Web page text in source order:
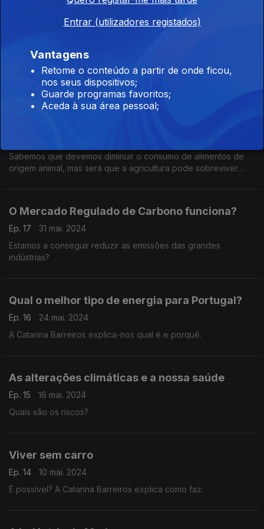
14 jun. 2024
Para uma mobilidade mais sustentável.
Sabemos que devemos diminuir o consumo de alimentos de
origem animal, mas será que a agricultura pode sobreviver
O Mercado Regulado de Carbono funciona?
Ep. 17
31 mai. 2024
Estamos a conseguir reduzir as emissões das grandes
indústrias?
Qual o melhor tipo de energia para Portugal?
Ep. 16
24 mai. 2024
A Catarina Barreiros explica-nos qual é e porquê.
As alterações climáticas e a nossa saúde
Ep. 15
16 mai. 2024
Quais são os riscos?
Viver sem carro
Ep. 14
10 mai. 2024
É possível? A Catarina Barreiros explica como faz.
Entrar (utilizadores registados)
Vantagens
Retome o conteúdo a partir de onde ficou,
nos seus dispositivos;
Guarde programas favoritos;
Aceda à sua área pessoal;